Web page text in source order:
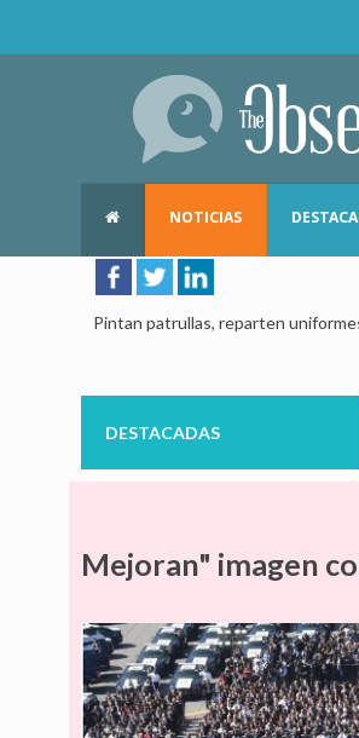
NOTICIAS
Pintan patrullas, reparten
DESTACADAS
Mejoran" imagen